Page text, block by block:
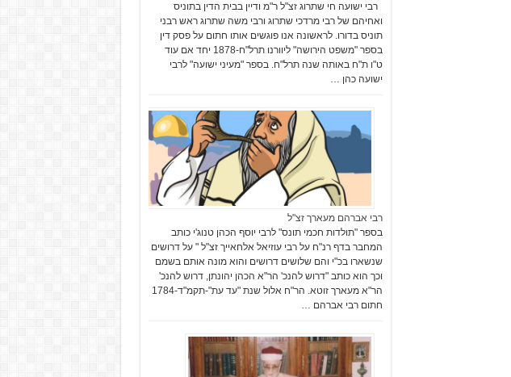
רבי ישועה חי שתרוג זצ"ל ר"מ ודיין בבית הדין בתוניס
ואחיהם של רבי מרדכי שתרוג ורבי משה שתרוג ראש רבני
תוניס בדורו. לראשונה אנו פוגשים אותו חתום על פסק דין
בספר "משפט הירושה" ליוורנו תרל"ח-1878 יחד אם עוד
ט"ו ת"ח באותה שנה תרל"ח. בספר "מעיני ישועה" לרבי
ישועה כהן …
רבי אברהם מעארך זצ"ל
בספר "תולדות חכמי תונס" לרבי יוסף הכהן טנוג'י כותב
המחבר בדף רנ"ח על רבי עוזיאל אלחאייך זצ"ל " על דרושים
שנשארו בכ"י והם שלושים דרושים והוא מונה אותם בשמם
וכך הוא כותב "דרוש להנכ' הר"א הכהן יהונתן, דרוש להנכ'
הר"א מעארך זוטא. הר"ח אלול שנת "עד עת"-תקמ"ד-1784
חתום רבי אברהם …